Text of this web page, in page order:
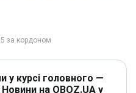
у курсі головного —
на OBOZ.UA у